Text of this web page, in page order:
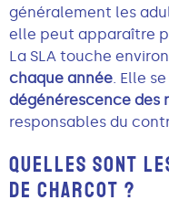
généralement les
elle peut apparaître
La SLA touche environ
chaque année. Elle
dégénérescence des
responsables du
QUELLES SONT
DE CHARCOT ?